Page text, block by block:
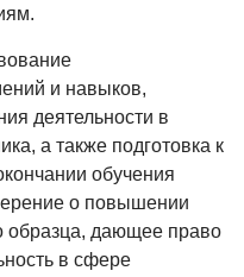
и навыков,
деятельности в
а также подготовка к
обучения
о повышении
образца, дающее право
в сфере